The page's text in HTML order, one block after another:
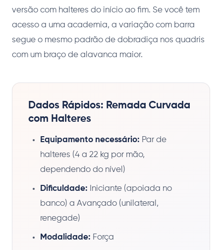
versão com halteres do início ao fim. Se você tem
acesso a uma academia, a variação com barra
segue o mesmo padrão de dobradiça nos quadris
com um braço de alavanca maior.
Dados Rápidos: Remada Curvada
com Halteres
Equipamento necessário: Par de
halteres (4 a 22 kg por mão,
dependendo do nível)
Dificuldade: Iniciante (apoiada no
banco) a Avançado (unilateral,
renegade)
Modalidade: Força